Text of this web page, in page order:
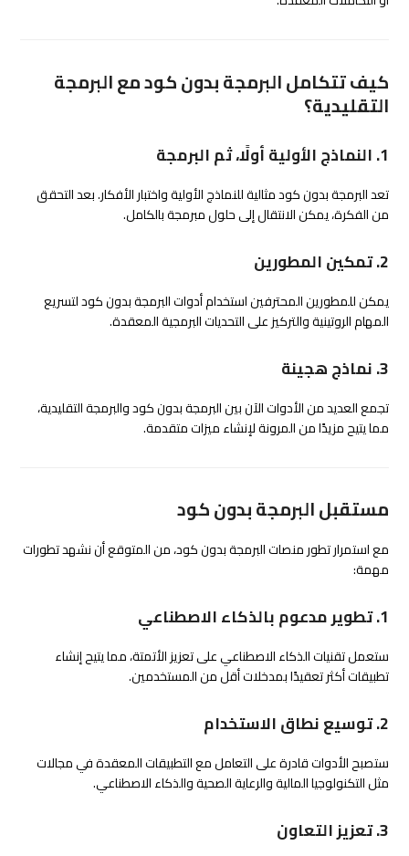
كيف تتكامل البرمجة بدون كود مع البرمجة
التقليدية؟
1. النماذج الأولية أولًا، ثم البرمجة
تعد البرمجة بدون كود مثالية للنماذج الأولية واختبار الأفكار. بعد التحقق
من الفكرة، يمكن الانتقال إلى حلول مبرمجة بالكامل.
2. تمكين المطورين
يمكن للمطورين المحترفين استخدام أدوات البرمجة بدون كود لتسريع
المهام الروتينية والتركيز على التحديات البرمجية المعقدة.
3. نماذج هجينة
تجمع العديد من الأدوات الآن بين البرمجة بدون كود والبرمجة التقليدية،
مما يتيح مزيدًا من المرونة لإنشاء ميزات متقدمة.
مستقبل البرمجة بدون كود
مع استمرار تطور منصات البرمجة بدون كود، من المتوقع أن نشهد تطورات
مهمة:
1. تطوير مدعوم بالذكاء الاصطناعي
ستعمل تقنيات الذكاء الاصطناعي على تعزيز الأتمتة، مما يتيح إنشاء
تطبيقات أكثر تعقيدًا بمدخلات أقل من المستخدمين.
2. توسيع نطاق الاستخدام
ستصبح الأدوات قادرة على التعامل مع التطبيقات المعقدة في مجالات
مثل التكنولوجيا المالية والرعاية الصحية والذكاء الاصطناعي.
3. تعزيز التعاون